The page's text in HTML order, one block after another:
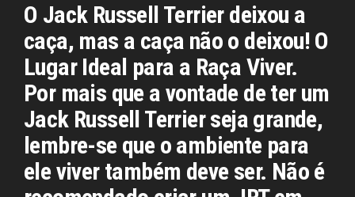
O Jack Russell Terrier deixou a
caça, mas a caça não o deixou! O
Lugar Ideal para a Raça Viver.
Por mais que a vontade de ter um
Jack Russell Terrier seja grande,
lembre-se que o ambiente para
ele viver também deve ser. Não é